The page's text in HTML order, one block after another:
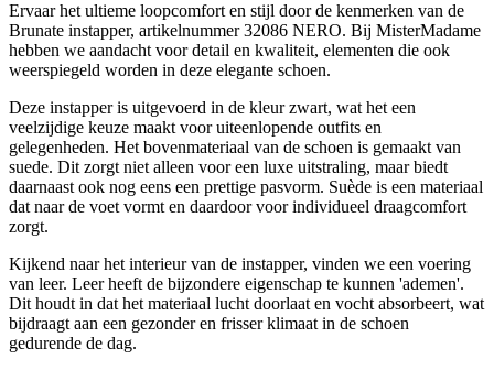
Ervaar het ultieme loopcomfort en stijl door de kenmerken van de
Brunate instapper, artikelnummer 32086 NERO. Bij MisterMadame
hebben we aandacht voor detail en kwaliteit, elementen die ook
weerspiegeld worden in deze elegante schoen.
Deze instapper is uitgevoerd in de kleur zwart, wat het een
veelzijdige keuze maakt voor uiteenlopende outfits en
gelegenheden. Het bovenmateriaal van de schoen is gemaakt van
suede. Dit zorgt niet alleen voor een luxe uitstraling, maar biedt
daarnaast ook nog eens een prettige pasvorm. Suède is een materiaal
dat naar de voet vormt en daardoor voor individueel draagcomfort
zorgt.
Kijkend naar het interieur van de instapper, vinden we een voering
van leer. Leer heeft de bijzondere eigenschap te kunnen 'ademen'.
Dit houdt in dat het materiaal lucht doorlaat en vocht absorbeert, wat
bijdraagt aan een gezonder en frisser klimaat in de schoen
gedurende de dag.